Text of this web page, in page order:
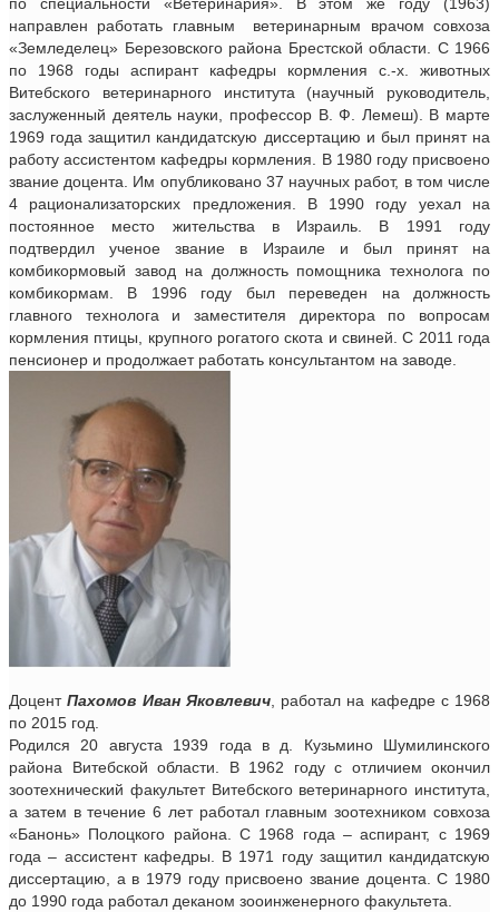
по специальности «Ветеринария». В этом же году (1963)
направлен работать главным ветеринарным врачом совхоза
«Земледелец» Березовского района Брестской области. С 1966
по 1968 годы аспирант кафедры кормления с.-х. животных
Витебского ветеринарного института (научный руководитель,
заслуженный деятель науки, профессор В. Ф. Лемеш). В марте
1969 года защитил кандидатскую диссертацию и был принят на
работу ассистентом кафедры кормления. В 1980 году присвоено
звание доцента. Им опубликовано 37 научных работ, в том числе
4 рационализаторских предложения. В 1990 году уехал на
постоянное место жительства в Израиль. В 1991 году
подтвердил ученое звание в Израиле и был принят на
комбикормовый завод на должность помощника технолога по
комбикормам. В 1996 году был переведен на должность
главного технолога и заместителя директора по вопросам
кормления птицы, крупного рогатого скота и свиней. С 2011 года
пенсионер и продолжает работать консультантом на заводе.
ДоцентПахомов Иван Яковлевич, работал на кафедре с 1968
по 2015 год.
Родился 20 августа 1939 года в д. Кузьмино Шумилинского
района Витебской области. В 1962 году с отличием окончил
зоотехнический факультет Витебского ветеринарного института,
а затем в течение 6 лет работал главным зоотехником совхоза
«Банонь» Полоцкого района. С 1968 года – аспирант, с 1969
года – ассистент кафедры. В 1971 году защитил кандидатскую
диссертацию, а в 1979 году присвоено звание доцента. С 1980
до 1990 года работал деканом зооинженерного факультета.